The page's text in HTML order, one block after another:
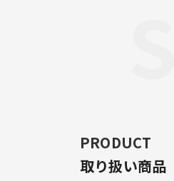
PRODUCT
取り扱い商品